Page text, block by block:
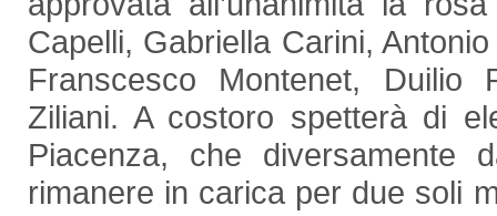
Capelli, Gabriella Carini,
Franscesco Montenet, Duilio
Ziliani. A costoro spetterà di
Piacenza, che diversamente
rimanere in carica per due soli